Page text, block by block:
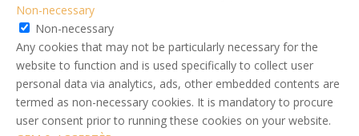
Non-necessary
Non-necessary
Any cookies that may not be particularly necessary for the
website to function and is used specifically to collect user
personal data via analytics, ads, other embedded contents are
termed as non-necessary cookies. It is mandatory to procure
user consent prior to running these cookies on your website.